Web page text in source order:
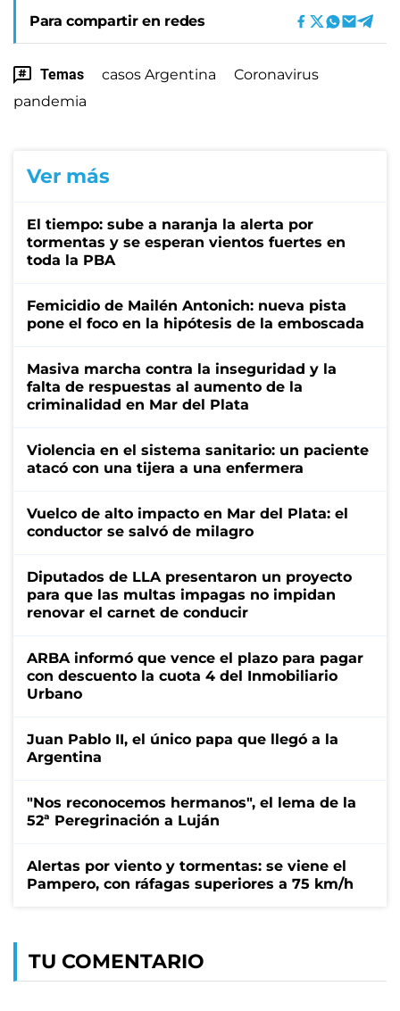
Para compartir en redes
Temas casos Argentina
Coronavirus
pandemia
Ver más
El tiempo: sube a naranja la alerta por
tormentas y se esperan vientos fuertes en
toda la PBA
Femicidio de Mailén Antonich: nueva pista
pone el foco en la hipótesis de la emboscada
Masiva marcha contra la inseguridad y la
falta de respuestas al aumento de la
criminalidad en Mar del Plata
Violencia en el sistema sanitario: un paciente
atacó con una tijera a una enfermera
Vuelco de alto impacto en Mar del Plata: el
conductor se salvó de milagro
Diputados de LLA presentaron un proyecto
para que las multas impagas no impidan
renovar el carnet de conducir
ARBA informó que vence el plazo para pagar
con descuento la cuota 4 del Inmobiliario
Urbano
Juan Pablo II, el único papa que llegó a la
Argentina
"Nos reconocemos hermanos", el lema de la
52ª Peregrinación a Luján
Alertas por viento y tormentas: se viene el
Pampero, con ráfagas superiores a 75 km/h
TU COMENTARIO